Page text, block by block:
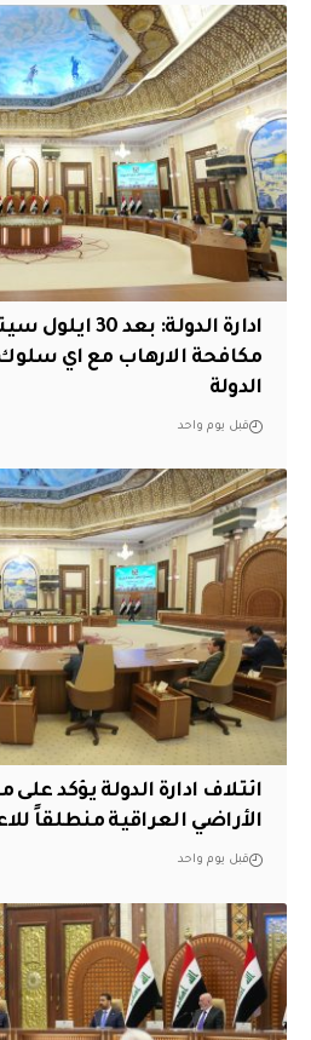
ادارة الدولة:
مكافحة الارهاب مع اي
الدولة
قبل يوم واحد
ائتلاف ادارة الدولة يؤكد
الأراضي العراقية منطلقاً
قبل يوم واحد